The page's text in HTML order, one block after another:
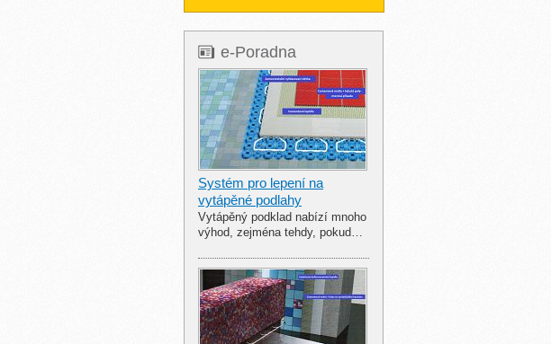
e-Poradna
Systém pro lepení na
vytápěné podlahy
Vytápěný podklad nabízí mnoho
výhod, zejména tehdy, pokud…